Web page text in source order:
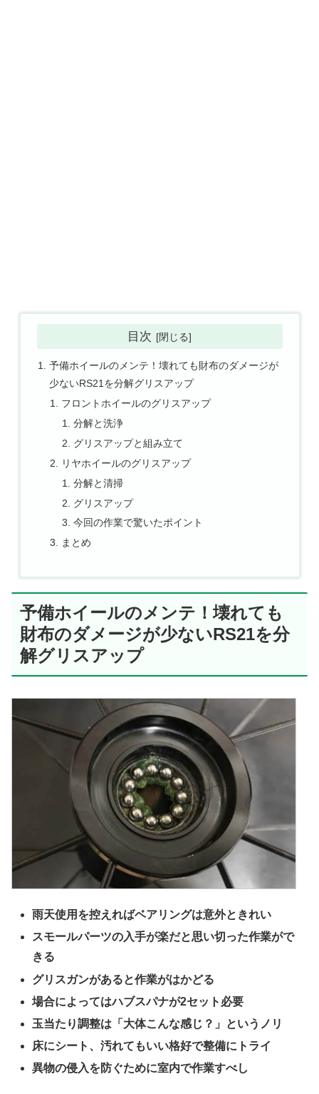
目次
予備ホイールのメンテ！壊れても財布のダメージが
少ないRS21を分解グリスアップ
フロントホイールのグリスアップ
分解と洗浄
グリスアップと組み立て
リヤホイールのグリスアップ
分解と清掃
グリスアップ
今回の作業で驚いたポイント
まとめ
予備ホイールのメンテ！壊れても
財布のダメージが少ないRS21を分
解グリスアップ
雨天使用を控えればベアリングは意外ときれい
スモールパーツの入手が楽だと思い切った作業がで
きる
グリスガンがあると作業がはかどる
場合によってはハブスパナが2セット必要
玉当たり調整は「大体こんな感じ？」というノリ
床にシート、汚れてもいい格好で整備にトライ
異物の侵入を防ぐために室内で作業すべし